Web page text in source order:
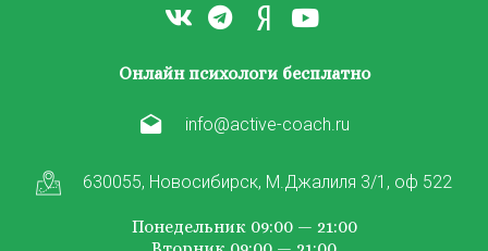
Онлайн психологи бесплатно
info@active-coach.ru
630055, Новосибирск, М.Джалиля 3/1, оф 522
Понедельник 09:00 — 21:00